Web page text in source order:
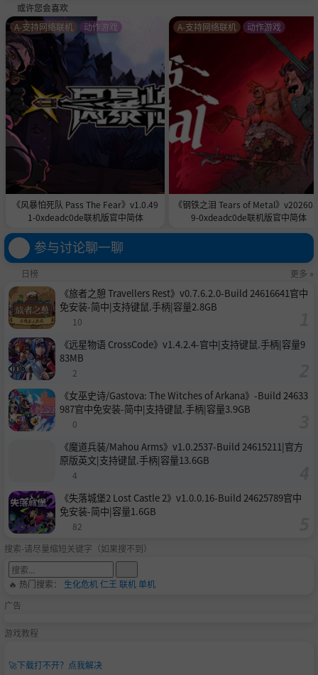
或许您会喜欢
《风暴怕死队 Pass The Fear》v1.0.49
1-0xdeadc0de联机版官中简体
A-支持网络联机 动作游戏
《钢铁之泪 Tears of Metal》
9-0xdeadc0de联机版官中简体
A-支持网络联机 动作游戏
参与讨论聊一聊
日榜 更多 »
《旅者之憩 Travellers Rest》v0.7.6.2.0-Build 24616641官中
免安装-简中|支持键鼠.手柄|容量2.8GB
10
《远星物语 CrossCode》v1.4.2.4-官中|支持键鼠.手柄|容量9
83MB
2
《女巫史诗/Gastova: The Witches of Arkana》-Build 24633
987官中免安装-简中|支持键鼠.手柄|容量3.9GB
0
《魔道兵装/Mahou Arms》v1.0.2537-Build 24615211|官方
原版英文|支持键鼠.手柄|容量13.6GB
4
《失落城堡2 Lost Castle 2》v1.0.0.16-Build 24625789官中
免安装-简中|容量1.6GB
82
搜索-请尽量缩短关键字（如果搜不到）
🔥 热门搜索： 生化危机仁王 联机单机
广告
游戏教程
🚀下载打不开？点我解决